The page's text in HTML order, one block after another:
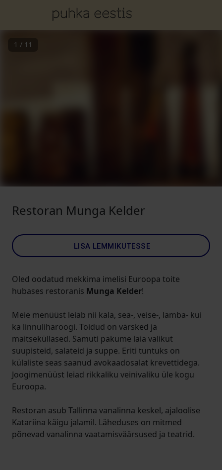
1 / 11
Restoran Munga Kelder
LISA LEMMIKUTESSE
Oled oodatud mekkima imelisi Euroopa toite
hubases restoranis Munga Kelder!
Meie menüüst leiab nii kala, sea-, veise-, lamba- kui
ka linnuliharoogi. Toidud on värsked ja
maitseküllased. Samuti pakume laia valikut
suupisteid, salateid ja suppe. Eriti tuntuks on
külaliste seas saanud avokaadosalat krevettidega.
Joogimenüüst leiad rikkaliku veinivaliku üle kogu
Euroopa.
Restoran asub Tallinna vanalinna keskel, ajaloolise
Katariina käigu jalamil. Läheduses on mitmed
põnevad vanalinna vaatamisväärsused ja teatrid.